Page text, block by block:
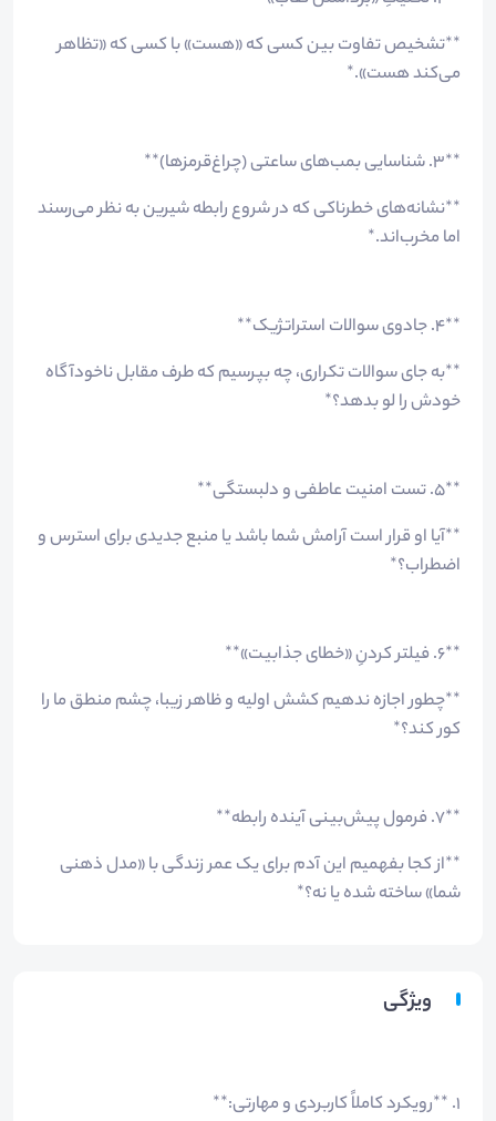
**تشخیص تفاوت بین کسی که «هست» با کسی که «تظاهر
می‌کند هست».*
**۳. شناسایی بمب‌های ساعتی (چراغ‌قرمزها)**
**نشانه‌های خطرناکی که در شروع رابطه شیرین به نظر می‌رسند
اما مخرب‌اند.*
**۴. جادوی سوالات استراتژیک**
**به جای سوالات تکراری، چه بپرسیم که طرف مقابل ناخودآگاه
خودش را لو بدهد؟*
**۵. تست امنیت عاطفی و دلبستگی**
**آیا او قرار است آرامش شما باشد یا منبع جدیدی برای استرس و
اضطراب؟*
**۶. فیلتر کردنِ «خطای جذابیت»**
**چطور اجازه ندهیم کشش اولیه و ظاهر زیبا، چشم منطق ما را
کور کند؟*
**۷. فرمول پیش‌بینی آینده رابطه**
**از کجا بفهمیم این آدم برای یک عمر زندگی با «مدل ذهنی
شما» ساخته شده یا نه؟*
ویژگی
۱. **رویکرد کاملاً کاربردی و مهارتی:**